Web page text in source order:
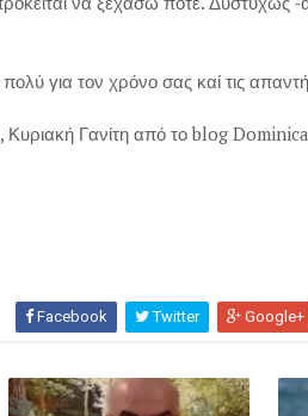
για τον χρόνο σας καί τις
Κυριακή Γανίτη από το blog
Facebook Twitter Google+